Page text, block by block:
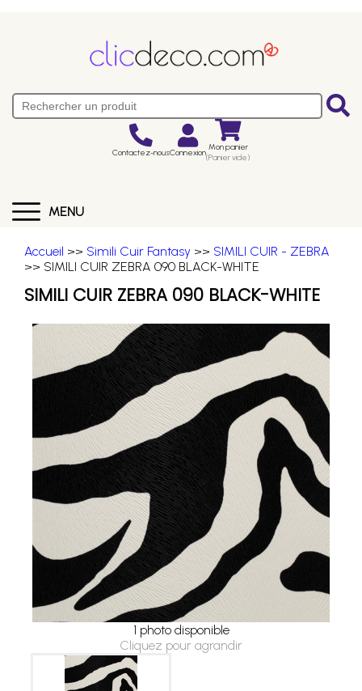
Contactez-nousConnexion Mon panier
(Panier vide)
MENU
Accueil >> Simili Cuir Fantasy >> SIMILI CUIR - ZEBRA
>> SIMILI CUIR ZEBRA 090 BLACK-WHITE
SIMILI CUIR ZEBRA 090 BLACK-WHITE
1 photo disponible
Cliquez pour agrandir